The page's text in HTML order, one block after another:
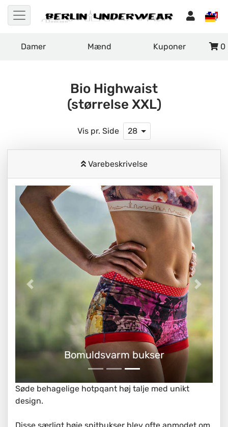
Damer Mænd Kuponer 0
Bio Highwaist
(størrelse XXL)
Vis pr. Side 28
Varebeskrivelse
Bomuldsvarm bukser
Søde behagelige hotpqant høj talje med unikt
design.